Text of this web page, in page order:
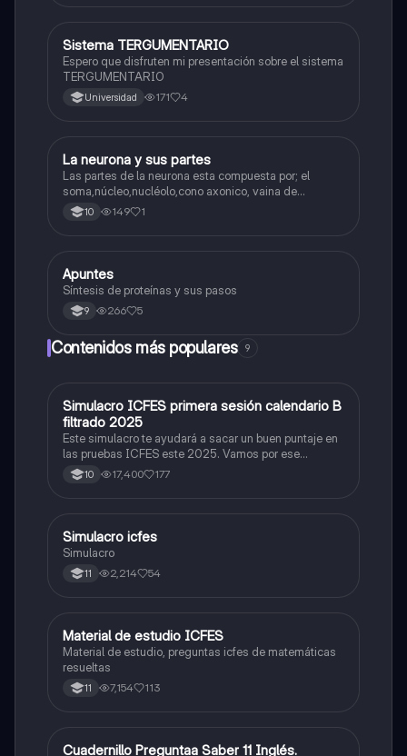
Biologia
Sistema TERGUMENTARIO
Espero que disfruten mi presentación sobre el sistema
TERGUMENTARIO
Universidad 171 4
Biologia
La neurona y sus partes
Las partes de la neurona esta compuesta por; el
soma,núcleo,nucléolo,cono axonico, vaina de
mielina,celula schwan,núcleo de schwann,nódulo de
Ranvier,terminal axonico Arborizacion terminal, botón
10 149 1
Biologia
Apuntes
Síntesis de proteínas y sus pasos
9 266 5
Contenidos más populares 9
ICFES: Matemáticas
Simulacro ICFES primera sesión calendario B
filtrado 2025
Este simulacro te ayudará a sacar un buen puntaje en
las pruebas ICFES este 2025. Vamos por ese
500/500. Y poder ser admitido en la universidad que
quieras, estudiar la carrera que quieres y no la que te
10 17,400 177
ICFES: Lectura Crítica
Simulacro icfes
Simulacro
11 2,214 54
ICFES: Matemáticas
Material de estudio ICFES
Material de estudio, preguntas icfes de matemáticas
resueltas
11 7,154 113
ICFES: Inglés
Cuadernillo Preguntaa Saber 11 Inglés.